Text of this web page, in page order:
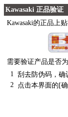
Kawasaki 正品验证
Kawasaki的正品上
需要验证产品是否
1 刮去防伪码，确
2 点击本界面的[